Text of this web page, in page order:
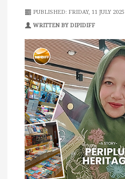
PUBLISHED: FRIDAY, 11 JULY 2025
WRITTEN BY DIPIDIFF